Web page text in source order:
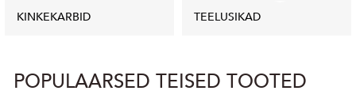
KINKEKARBID TEELUSIKAD
POPULAARSED TEISED TOOTED